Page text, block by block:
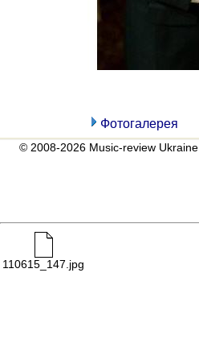
Фотогалерея
© 2008-2026 Music-review Ukraine
110615_147.jpg